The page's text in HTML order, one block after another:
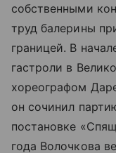
собственными
труд балерины
границей. В
гастроли в
хореографом
он сочинил
постановке
года Волочкова